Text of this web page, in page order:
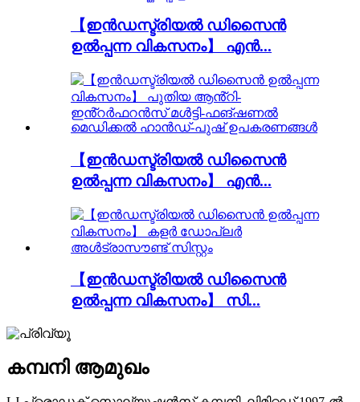
【ഇൻഡസ്ട്രിയൽ ഡിസൈൻ
ഉൽപ്പന്ന വികസനം】 എൻ...
【ഇൻഡസ്ട്രിയൽ ഡിസൈൻ
ഉൽപ്പന്ന വികസനം】 എൻ...
【ഇൻഡസ്ട്രിയൽ ഡിസൈൻ
ഉൽപ്പന്ന വികസനം】 സി...
കമ്പനി ആമുഖം